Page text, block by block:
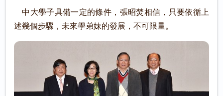
中大學子具備一定的條件，張昭焚相信，只要依循上
述幾個步驟，未來學弟妹的發展，不可限量。